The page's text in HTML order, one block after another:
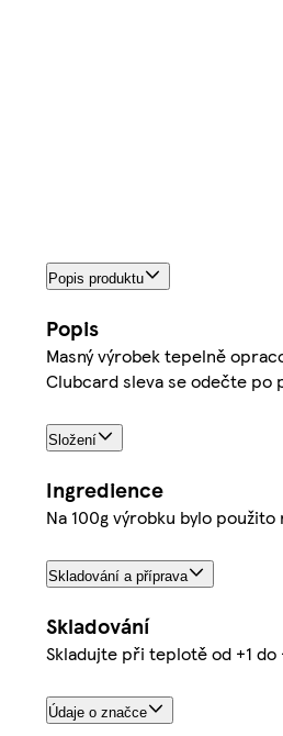
Popis produktu
Popis
Masný výrobek tepelně
Clubcard sleva se odečte po
Složení
Ingredience
Na 100g výrobku bylo
Skladování a příprava
Skladování
Skladujte při teplotě od +1 do
Údaje o značce